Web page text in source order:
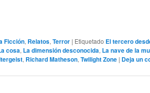
Ficción, Relatos, Terror | Etiquetado El tercero
cosa, La dimensión desconocida, La nave de la
, Richard Matheson, Twilight Zone | Deja un